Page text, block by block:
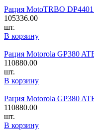
Рация MotoTRBO
105336.00
шт.
В корзину
Рация Motorola GP380
110880.00
шт.
В корзину
Рация Motorola GP380
110880.00
шт.
В корзину